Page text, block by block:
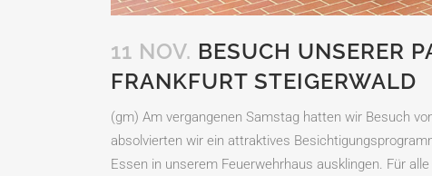
11 NOV. BESUCH UNSERER
FRANKFURT STEIGERWALD
(gm) Am vergangenen Samstag hatten wir Besuch
absolvierten wir ein attraktives
Essen in unserem Feuerwehrhaus ausklingen. Für